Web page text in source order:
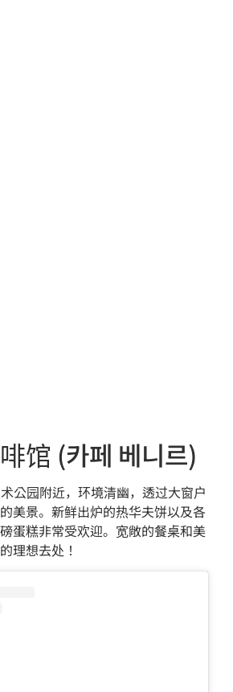
馆 (카페 베니르)
公园附近，环境清幽，透过大窗户
美景。新鲜出炉的热华夫饼以及各
蛋糕非常受欢迎。宽敞的餐桌和美
理想去处！